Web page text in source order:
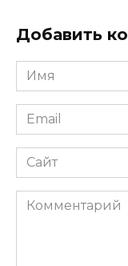
Добавить
Имя
*
Email
*
Сайт
Комментарий